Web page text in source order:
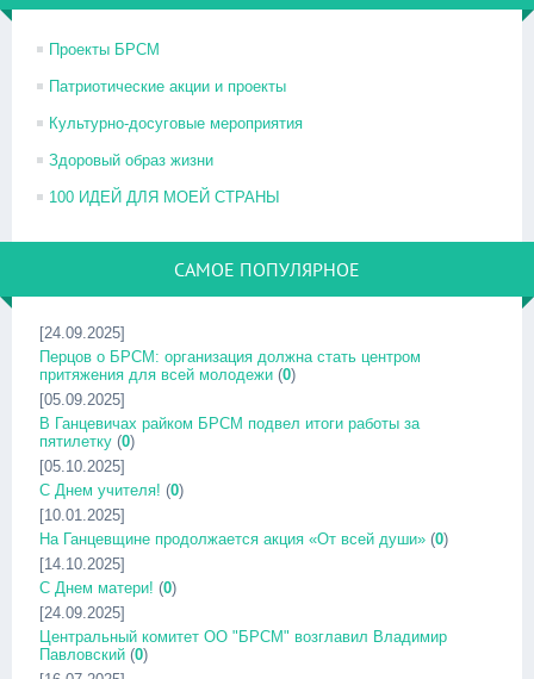
Проекты БРСМ
Патриотические акции и проекты
Культурно-досуговые мероприятия
Здоровый образ жизни
100 ИДЕЙ ДЛЯ МОЕЙ СТРАНЫ
САМОЕ ПОПУЛЯРНОЕ
[24.09.2025]
Перцов о БРСМ: организация должна стать центром
притяжения для всей молодежи (0)
[05.09.2025]
В Ганцевичах райком БРСМ подвел итоги работы за
пятилетку (0)
[05.10.2025]
С Днем учителя! (0)
[10.01.2025]
На Ганцевщине продолжается акция «От всей души» (0)
[14.10.2025]
С Днем матери! (0)
[24.09.2025]
Центральный комитет ОО "БРСМ" возглавил Владимир
Павловский (0)